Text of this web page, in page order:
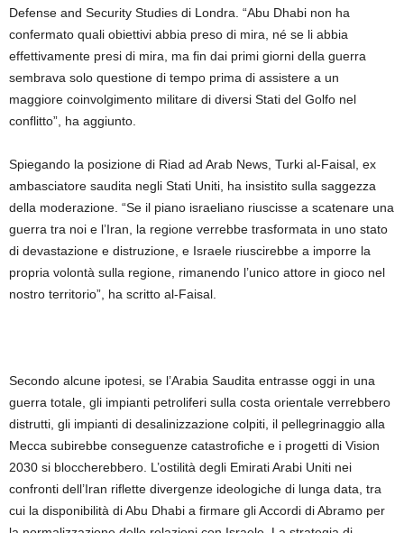
Defense and Security Studies di Londra. “Abu Dhabi non ha
confermato quali obiettivi abbia preso di mira, né se li abbia
effettivamente presi di mira, ma fin dai primi giorni della guerra
sembrava solo questione di tempo prima di assistere a un
maggiore coinvolgimento militare di diversi Stati del Golfo nel
conflitto”, ha aggiunto.
Spiegando la posizione di Riad ad Arab News, Turki al-Faisal, ex
ambasciatore saudita negli Stati Uniti, ha insistito sulla saggezza
della moderazione. “Se il piano israeliano riuscisse a scatenare una
guerra tra noi e l’Iran, la regione verrebbe trasformata in uno stato
di devastazione e distruzione, e Israele riuscirebbe a imporre la
propria volontà sulla regione, rimanendo l’unico attore in gioco nel
nostro territorio”, ha scritto al-Faisal.
Secondo alcune ipotesi, se l’Arabia Saudita entrasse oggi in una
guerra totale, gli impianti petroliferi sulla costa orientale verrebbero
distrutti, gli impianti di desalinizzazione colpiti, il pellegrinaggio alla
Mecca subirebbe conseguenze catastrofiche e i progetti di Vision
2030 si bloccherebbero. L’ostilità degli Emirati Arabi Uniti nei
confronti dell’Iran riflette divergenze ideologiche di lunga data, tra
cui la disponibilità di Abu Dhabi a firmare gli Accordi di Abramo per